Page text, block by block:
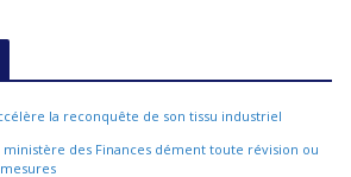
la reconquête de son tissu industriel
des Finances dément toute révision ou